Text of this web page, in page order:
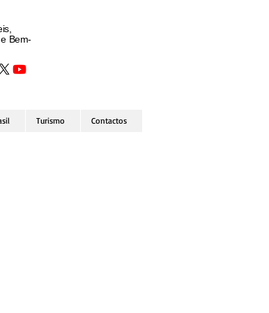
Bem-
Turismo Contactos